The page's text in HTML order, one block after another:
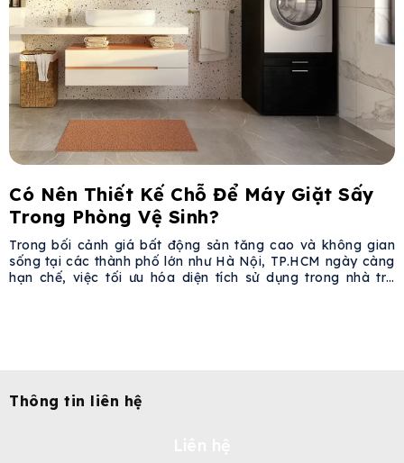
Có Nên Thiết Kế Chỗ Để Máy Giặt Sấy
Trong Phòng Vệ Sinh?
Trong bối cảnh giá bất động sản tăng cao và không gian
sống tại các thành phố lớn như Hà Nội, TP.HCM ngày càng
hạn chế, việc tối ưu hóa diện tích sử dụng trong nhà trở
Thông tin liên hệ